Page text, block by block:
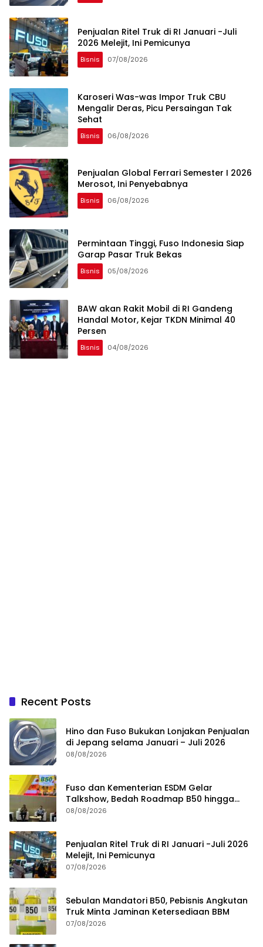
Penjualan Ritel Truk di RI Januari -Juli
2026 Melejit, Ini Pemicunya
Bisnis 07/08/2026
Karoseri Was-was Impor Truk CBU
Mengalir Deras, Picu Persaingan Tak
Sehat
Bisnis 06/08/2026
Penjualan Global Ferrari Semester I 2026
Merosot, Ini Penyebabnya
Bisnis 06/08/2026
Permintaan Tinggi, Fuso Indonesia Siap
Garap Pasar Truk Bekas
Bisnis 05/08/2026
BAW akan Rakit Mobil di RI Gandeng
Handal Motor, Kejar TKDN Minimal 40
Persen
Bisnis 04/08/2026
Recent Posts
Hino dan Fuso Bukukan Lonjakan Penjualan
di Jepang selama Januari – Juli 2026
08/08/2026
Fuso dan Kementerian ESDM Gelar
Talkshow, Bedah Roadmap B50 hingga
Dampaknya
08/08/2026
Penjualan Ritel Truk di RI Januari -Juli 2026
Melejit, Ini Pemicunya
07/08/2026
Sebulan Mandatori B50, Pebisnis Angkutan
Truk Minta Jaminan Ketersediaan BBM
07/08/2026